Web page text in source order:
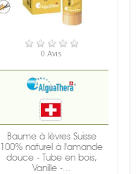
EN STOCK
0 Avis
Baume à lèvres Suisse
100% naturel à l'amande
douce - Tube en bois,
Vanille -...